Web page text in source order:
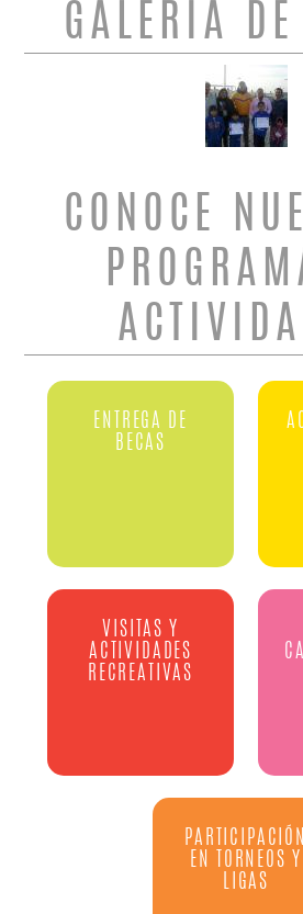
GALERÍA DE
CONOCE
ENTREGA DE
BECAS
VISITAS Y
ACTIVIDADES
RECREATIVAS
PARTICIPACIÓN
EN TORNEOS Y
LIGAS